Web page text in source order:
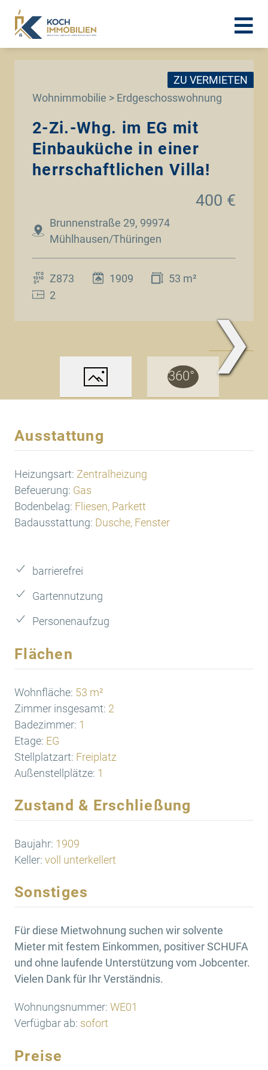
Wohnimmobilie > Erdgeschosswohnung
ZU VERMIETEN
2-Zi.-Whg. im EG mit
Einbauküche in einer
herrschaftlichen Villa!
Brunnenstraße 29, 99974
Mühlhausen/Thüringen
400 €
Z873 1909
53 m²
2
❯
Ausstattung
Heizungsart: Zentralheizung
Befeuerung: Gas
Bodenbelag: Fliesen, Parkett
Badausstattung: Dusche, Fenster
barrierefrei
Gartennutzung
Personenaufzug
Flächen
Wohnfläche: 53 m²
Zimmer insgesamt: 2
Badezimmer: 1
Etage: EG
Stellplatzart: Freiplatz
Außenstellplätze: 1
Zustand & Erschließung
Baujahr: 1909
Keller: voll unterkellert
Sonstiges
Für diese Mietwohnung suchen wir solvente
Mieter mit festem Einkommen, positiver SCHUFA
und ohne laufende Unterstützung vom Jobcenter.
Vielen Dank für Ihr Verständnis.
Wohnungsnummer: WE01
Verfügbar ab: sofort
Preise